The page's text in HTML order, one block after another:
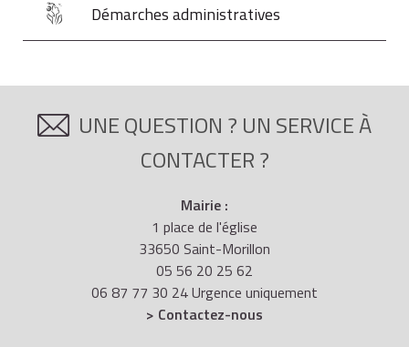
Démarches administratives
UNE QUESTION ? UN SERVICE À
CONTACTER ?
Mairie :
1 place de l'église
33650 Saint-Morillon
05 56 20 25 62
06 87 77 30 24 Urgence uniquement
> Contactez-nous